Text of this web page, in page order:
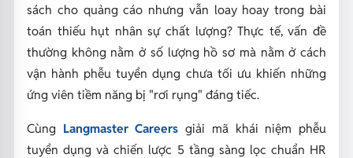
sách cho quảng cáo nhưng vẫn loay hoay trong bài
toán thiếu hụt nhân sự chất lượng? Thực tế, vấn đề
thường không nằm ở số lượng hồ sơ mà nằm ở cách
vận hành phễu tuyển dụng chưa tối ưu khiến những
ứng viên tiềm năng bị "rơi rụng" đáng tiếc.
Cùng Langmaster Careers giải mã khái niệm phễu
tuyển dụng và chiến lược 5 tầng sàng lọc chuẩn HR